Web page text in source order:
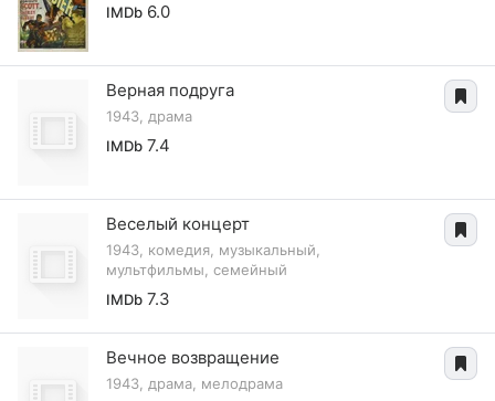
IMDb 6.0
Верная подруга
1943, драма
IMDb 7.4
Веселый концерт
1943, комедия, музыкальный,
мультфильмы, семейный
IMDb 7.3
Вечное возвращение
1943, драма, мелодрама